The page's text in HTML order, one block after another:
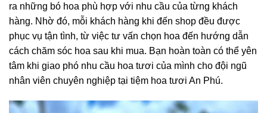
ra những bó hoa phù hợp với nhu cầu của từng khách
hàng. Nhờ đó, mỗi khách hàng khi đến shop đều được
phục vụ tận tình, từ việc tư vấn chọn hoa đến hướng dẫn
cách chăm sóc hoa sau khi mua. Bạn hoàn toàn có thể yên
tâm khi giao phó nhu cầu hoa tươi của mình cho đội ngũ
nhân viên chuyên nghiệp tại tiệm hoa tươi An Phú.